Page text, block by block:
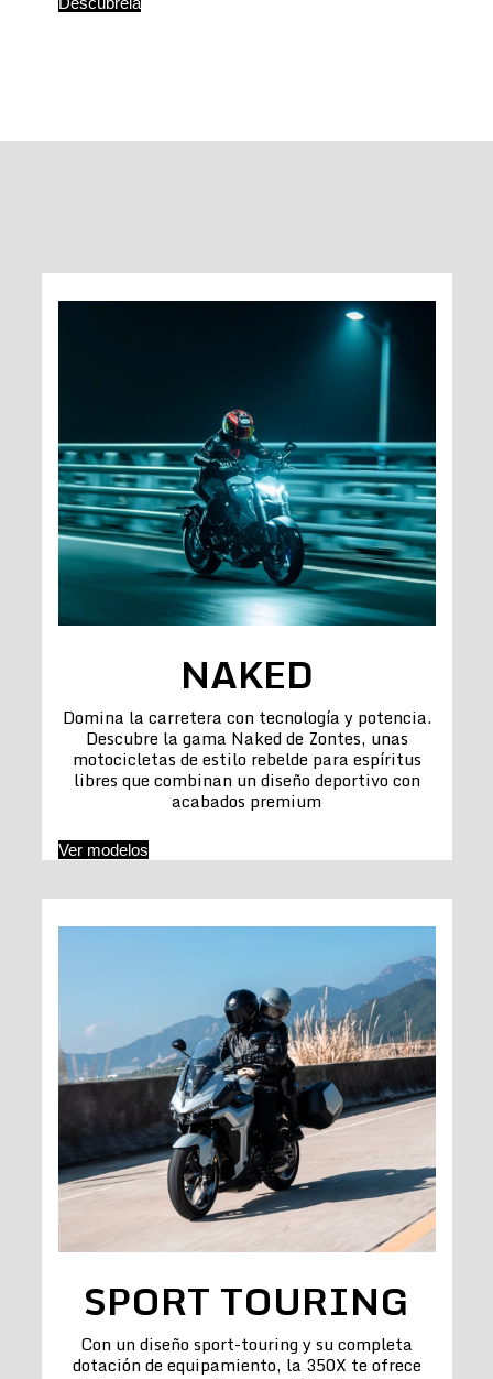
NAKED
Domina la carretera con tecnología y potencia.
Descubre la gama Naked de Zontes, unas
motocicletas de estilo rebelde para espíritus
libres que combinan un diseño deportivo con
acabados premium
Ver modelos
SPORT TOURING
Con un diseño sport-touring y su completa
dotación de equipamiento, la 350X te ofrece